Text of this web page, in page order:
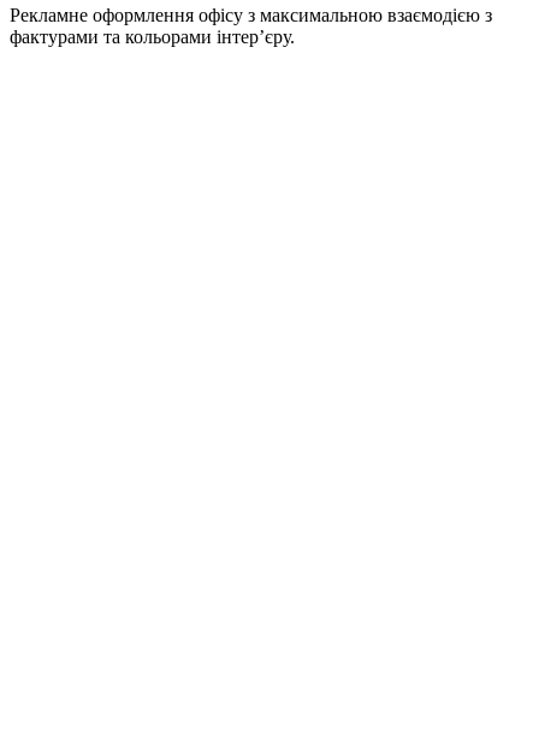
Рекламне оформлення офісу з максимальною взаємодією з
фактурами та кольорами інтер’єру.